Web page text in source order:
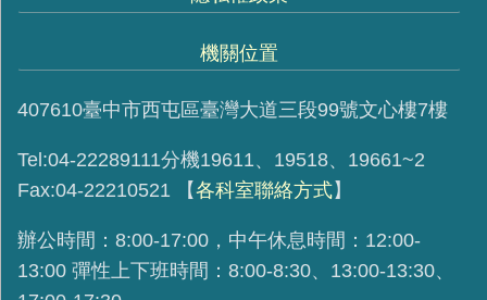
機關位置
407610臺中市西屯區臺灣大道三段99號文心樓7樓
Tel:04-22289111分機19611、19518、19661~2
Fax:04-22210521
【各科室聯絡方式】
辦公時間：8:00-17:00，中午休息時間：12:00-
13:00 彈性上下班時間：8:00-8:30、13:00-13:30、